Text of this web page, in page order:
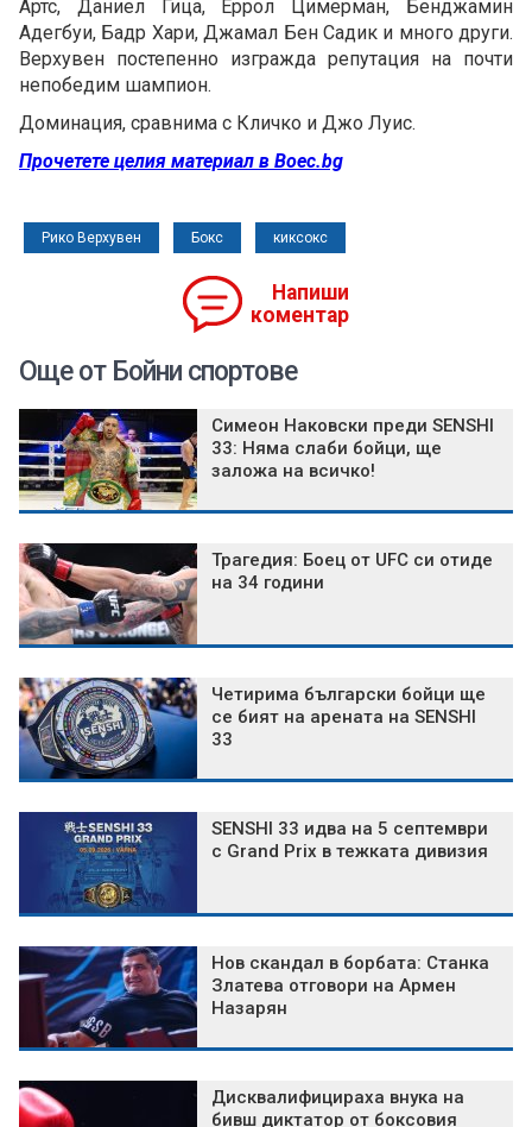
Артс, Даниел Гица, Еррол Цимерман, Бенджамин
Адегбуи, Бадр Хари, Джамал Бен Садик и много други.
Верхувен постепенно изгражда репутация на почти
непобедим шампион.
Доминация, сравнима с Кличко и Джо Луис.
Прочетете целия материал в Boec.bg
Рико Верхувен Бокс киксокс
Напиши
коментар
Още от Бойни спортове
Симеон Наковски преди SENSHI
33: Няма слаби бойци, ще
заложа на всичко!
Трагедия: Боец от UFC си отиде
на 34 години
Четирима български бойци ще
се бият на арената на SENSHI
33
SENSHI 33 идва на 5 септември
с Grand Prix в тежката дивизия
Нов скандал в борбата: Станка
Златева отговори на Армен
Назарян
Дисквалифицираха внука на
бивш диктатор от боксовия